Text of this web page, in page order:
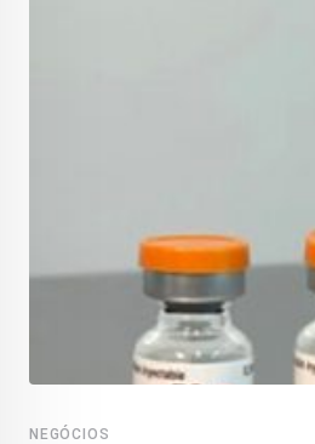
NEGÓCIOS